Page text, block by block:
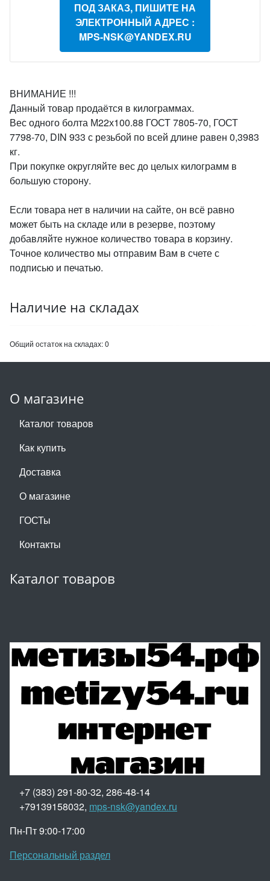
ПОД ЗАКАЗ, ПИШИТЕ НА
ЭЛЕКТРОННЫЙ АДРЕС :
MPS-NSK@YANDEX.RU
ВНИМАНИЕ !!!
Данный товар продаётся в килограммах.
Вес одного болта М22х100.88 ГОСТ 7805-70, ГОСТ
7798-70, DIN 933 с резьбой по всей длине равен 0,3983
кг.
При покупке округляйте вес до целых килограмм в
большую сторону.
Если товара нет в наличии на сайте, он всё равно
может быть на складе или в резерве, поэтому
добавляйте нужное количество товара в корзину.
Точное количество мы отправим Вам в счете с
подписью и печатью.
Наличие на складах
Общий остаток на складах:0
О магазине
Каталог товаров
Как купить
Доставка
О магазине
ГОСТы
Контакты
Каталог товаров
+7 (383) 291-80-32, 286-48-14
+79139158032, mps-nsk@yandex.ru
Пн-Пт 9:00-17:00
Персональный раздел